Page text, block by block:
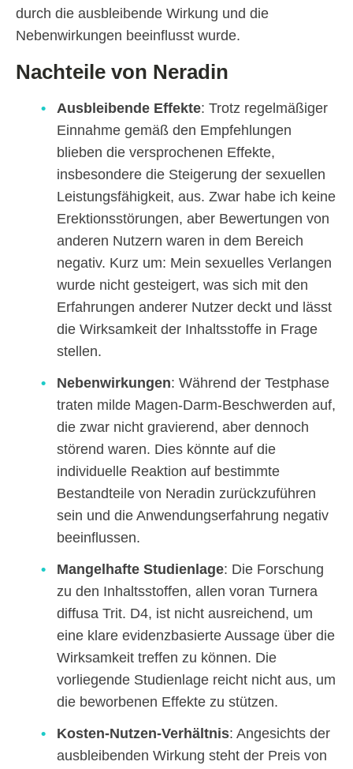
durch die ausbleibende Wirkung und die
Nebenwirkungen beeinflusst wurde.
Nachteile von Neradin
Ausbleibende Effekte: Trotz regelmäßiger
Einnahme gemäß den Empfehlungen
blieben die versprochenen Effekte,
insbesondere die Steigerung der sexuellen
Leistungsfähigkeit, aus. Zwar habe ich keine
Erektionsstörungen, aber Bewertungen von
anderen Nutzern waren in dem Bereich
negativ. Kurz um: Mein sexuelles Verlangen
wurde nicht gesteigert, was sich mit den
Erfahrungen anderer Nutzer deckt und lässt
die Wirksamkeit der Inhaltsstoffe in Frage
stellen.
Nebenwirkungen: Während der Testphase
traten milde Magen-Darm-Beschwerden auf,
die zwar nicht gravierend, aber dennoch
störend waren. Dies könnte auf die
individuelle Reaktion auf bestimmte
Bestandteile von Neradin zurückzuführen
sein und die Anwendungserfahrung negativ
beeinflussen.
Mangelhafte Studienlage: Die Forschung
zu den Inhaltsstoffen, allen voran Turnera
diffusa Trit. D4, ist nicht ausreichend, um
eine klare evidenzbasierte Aussage über die
Wirksamkeit treffen zu können. Die
vorliegende Studienlage reicht nicht aus, um
die beworbenen Effekte zu stützen.
Kosten-Nutzen-Verhältnis: Angesichts der
ausbleibenden Wirkung steht der Preis von